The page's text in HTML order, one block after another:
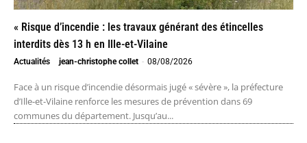
« Risque d’incendie : les travaux générant des étincelles
interdits dès 13 h en Ille-et-Vilaine
Actualités jean-christophe collet - 08/08/2026
Face à un risque d’incendie désormais jugé « sévère », la préfecture
d’Ille-et-Vilaine renforce les mesures de prévention dans 69
communes du département. Jusqu’au...